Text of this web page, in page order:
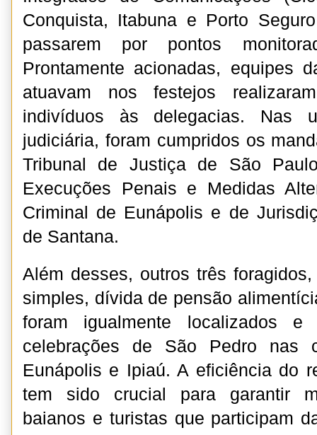
Conquista, Itabuna e Porto
passarem por pontos
Prontamente acionadas, equipes
atuavam nos festejos
indivíduos às delegacias. Nas
judiciária, foram cumpridos os
Tribunal de Justiça de São
Execuções Penais e Medidas
Criminal de Eunápolis e de
de Santana.
Além desses, outros três
simples, dívida de pensão
foram igualmente localizados
celebrações de São Pedro nas
Eunápolis e Ipiaú. A eficiência do
tem sido crucial para garantir
baianos e turistas que participam